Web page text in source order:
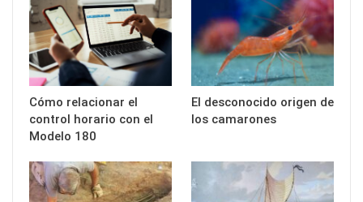
Cómo relacionar el
control horario con el
Modelo 180
El desconocido origen de
los camarones